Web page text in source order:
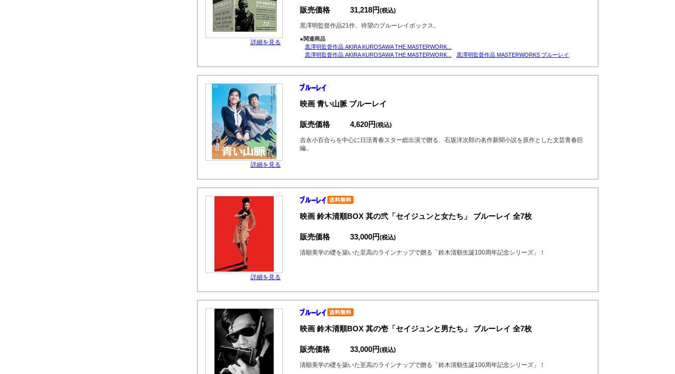
詳細を見る
販売価格 31,218円(税込)
黒澤明監督作品21作、待望のブルーレイボックス。
●関連商品
黒澤明監督作品 AKIRA KUROSAWA THE MASTERWORK...
黒澤明監督作品 AKIRA KUROSAWA THE MASTERWORK...
黒澤明監督作品 MASTERWORKS ブルーレイ
詳細を見る
映画 青い山脈 ブルーレイ
販売価格 4,620円(税込)
吉永小百合らを中心に日活青春スター総出演で贈る、石坂洋次郎の名作新聞小説を原作とした文芸青春巨
編。
詳細を見る
映画 鈴木清順BOX 其の弐「セイジュンと女たち」 ブルーレイ 全7枚
販売価格 33,000円(税込)
清順美学の礎を築いた至高のラインナップで贈る「鈴木清順生誕100周年記念シリーズ」！
映画 鈴木清順BOX 其の壱「セイジュンと男たち」 ブルーレイ 全7枚
販売価格 33,000円(税込)
清順美学の礎を築いた至高のラインナップで贈る「鈴木清順生誕100周年記念シリーズ」！